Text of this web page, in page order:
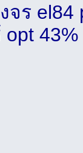
จร el84
opt